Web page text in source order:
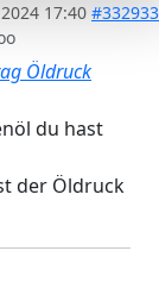
17:40 #332933
Öldruck
du hast
der Öldruck